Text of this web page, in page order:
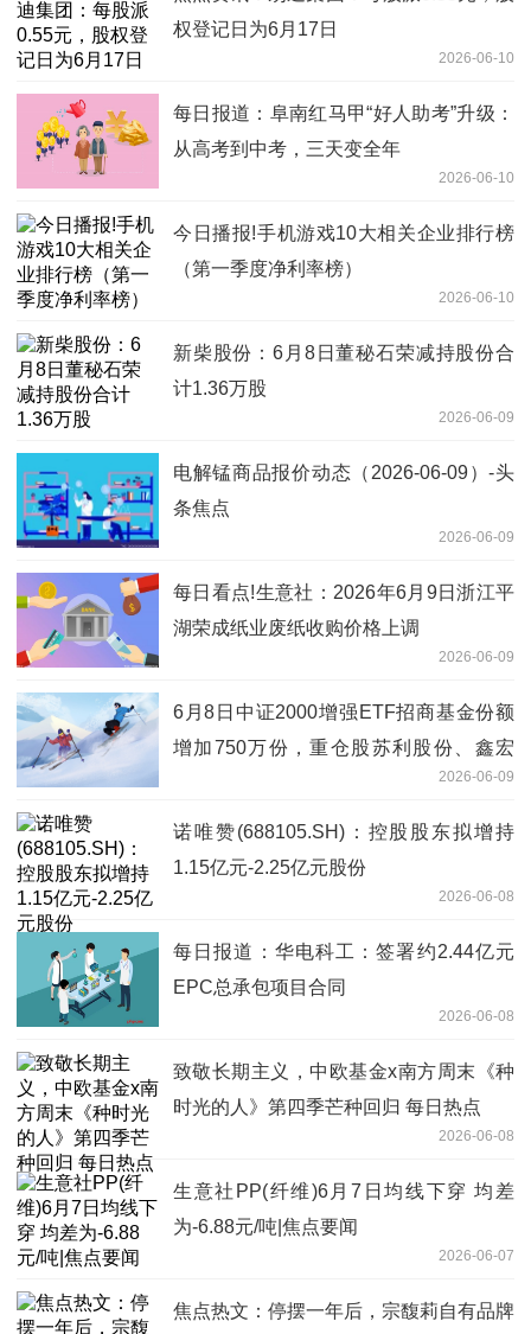
权登记日为6月17日
2026-06-10
每日报道：阜南红马甲“好人助考”升级：
从高考到中考，三天变全年
2026-06-10
今日播报!手机游戏10大相关企业排行榜
（第一季度净利率榜）
2026-06-10
新柴股份：6月8日董秘石荣减持股份合
计1.36万股
2026-06-09
电解锰商品报价动态（2026-06-09）-头
条焦点
2026-06-09
每日看点!生意社：2026年6月9日浙江平
湖荣成纸业废纸收购价格上调
2026-06-09
6月8日中证2000增强ETF招商基金份额
增加750万份，重仓股苏利股份、鑫宏
2026-06-09
诺唯赞(688105.SH)：控股股东拟增持
1.15亿元-2.25亿元股份
2026-06-08
每日报道：华电科工：签署约2.44亿元
EPC总承包项目合同
2026-06-08
致敬长期主义，中欧基金x南方周末《种
时光的人》第四季芒种回归 每日热点
2026-06-08
生意社PP(纤维)6月7日均线下穿 均差
为-6.88元/吨|焦点要闻
2026-06-07
焦点热文：停摆一年后，宗馥莉自有品牌